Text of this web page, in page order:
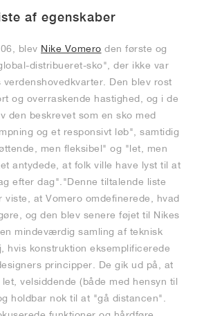
af egenskaber
blev Nike Vomero den første og
distribueret-sko", der ikke var
Den blev rost
og overraskende hastighed, og i de
den beskrevet som en sko med
og et responsivt løb", samtidig
men fleksibel" og "let, men
antydede, at folk ville have lyst til at
efter dag"."Denne tiltalende liste
at Vomero omdefinerede, hvad
og den blev senere føjet til Nikes
mindeværdig samling af teknisk
hvis konstruktion eksemplificerede
principper. De gik ud på, at
velsiddende (både med hensyn til
holdbar nok til at "gå distancen".